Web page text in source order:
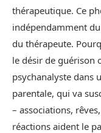
thérapeutique. Ce
indépendamment
du thérapeute.
le désir de guérison
psychanalyste dans
parentale, qui va
– associations,
réactions aident le